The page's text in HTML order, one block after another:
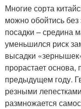
Многие сорта
можно обойтись
посадки – средина
уменьшился риск
высадки
прорастает
предыдущем году.
резными
размножается